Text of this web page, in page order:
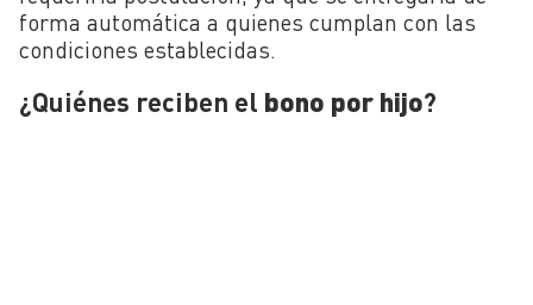
forma automática a quienes cumplan con las
condiciones establecidas.
¿Quiénes reciben el bono por hijo?